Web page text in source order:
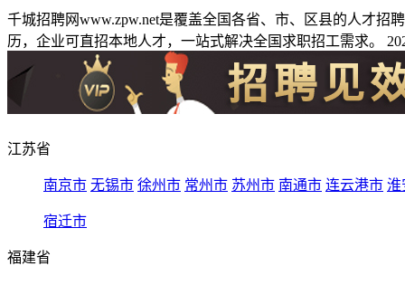
千城招聘网www.zpw.net是覆盖全国各省、市、区县的人才
历，企业可直招本地人才，一站式解决全国求职招工需求。
江苏省
南京市 无锡市 徐州市 常州市 苏州市 南通市 连云港市 淮
宿迁市
福建省